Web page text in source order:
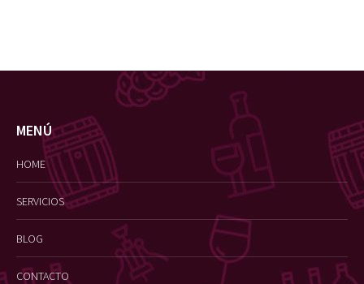
MENÚ
HOME
SERVICIOS
BLOG
CONTACTO